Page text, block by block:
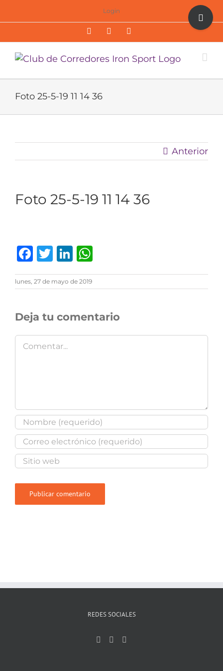
al
Login
FacebookTwitter
Foto 25-5-19 11 14 36
Anterior
Foto 25-5-19 11 14 36
Facebook
TwitterLinkedIn
lunes, 27 de mayo de 2019
Deja tu comentario
Comentar
REDES SOCIALES
Toggle
Sliding
Area